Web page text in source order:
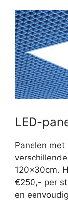
LED-
Panelen met
120x30cm.
€250,- per
en